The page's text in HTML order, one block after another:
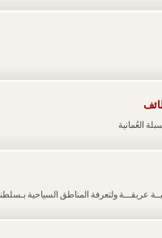
العُمانية
عريقـــة ولتعرفة المناطق السياحية